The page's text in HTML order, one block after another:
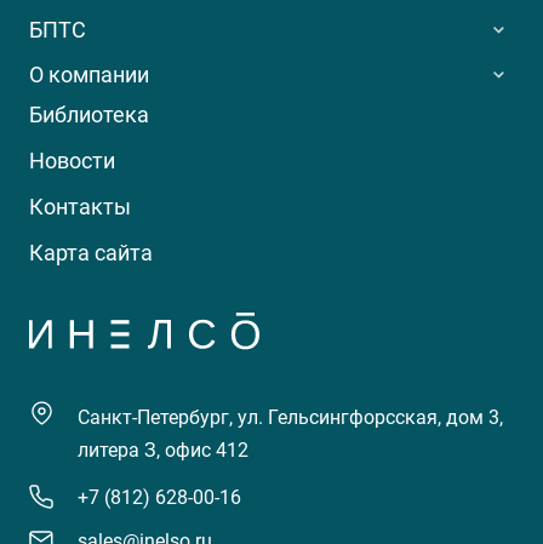
БПТС
О компании
Библиотека
Новости
Контакты
Карта сайта
Санкт-Петербург, ул. Гельсингфорсская, дом 3,
литера З, офис 412
+7 (812) 628-00-16